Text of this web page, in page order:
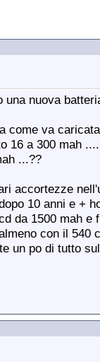
una nuova
come va
16 a 300 mah
...??
accortezze
10 anni e +
da 1500 mah e
con il 540
un po di tutto